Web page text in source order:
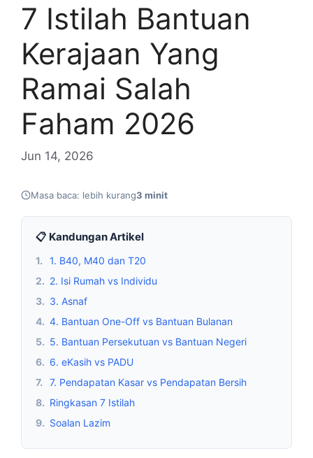
7 Istilah Bantuan
Kerajaan Yang
Ramai Salah
Faham 2026
Jun 14, 2026
Masa baca: lebih kurang3 minit
📋 Kandungan Artikel
1.
1. B40, M40 dan T20
2. 2. Isi Rumah vs Individu
3. 3. Asnaf
4. 4. Bantuan One-Off vs Bantuan Bulanan
5. 5. Bantuan Persekutuan vs Bantuan Negeri
6. 6. eKasih vs PADU
7.
7. Pendapatan Kasar vs Pendapatan Bersih
8. Ringkasan 7 Istilah
9. Soalan Lazim